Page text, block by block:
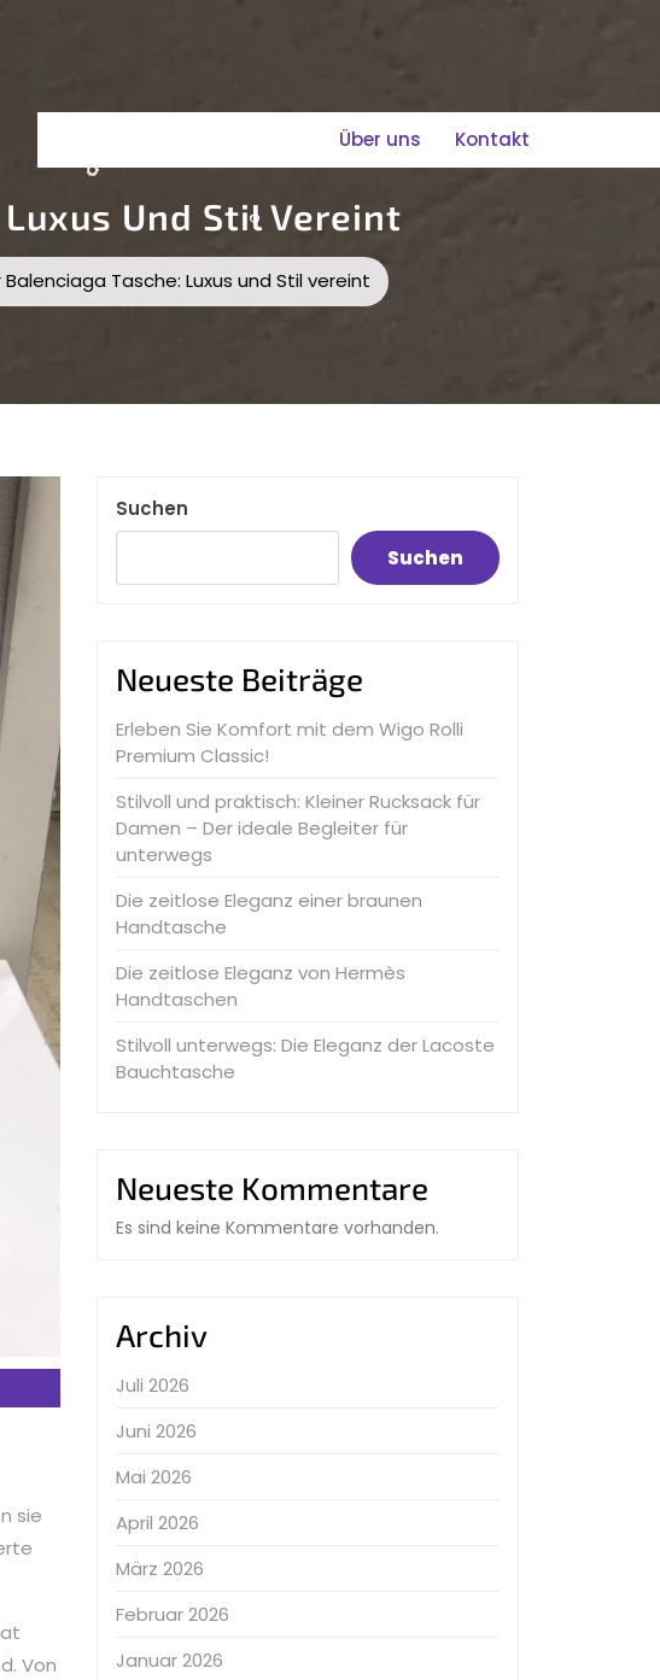
Über uns Kontakt
Und Stil Vereint
Tasche: Luxus und Stil vereint
sie
Von
Suchen
Suchen
Neueste Beiträge
Erleben Sie Komfort mit dem Wigo Rolli
Premium Classic!
Stilvoll und praktisch: Kleiner Rucksack für
Damen – Der ideale Begleiter für
unterwegs
Die zeitlose Eleganz einer braunen
Handtasche
Die zeitlose Eleganz von Hermès
Handtaschen
Stilvoll unterwegs: Die Eleganz der Lacoste
Bauchtasche
Neueste Kommentare
Es sind keine Kommentare vorhanden.
Archiv
Juli 2026
Juni 2026
Mai 2026
April 2026
März 2026
Februar 2026
Januar 2026